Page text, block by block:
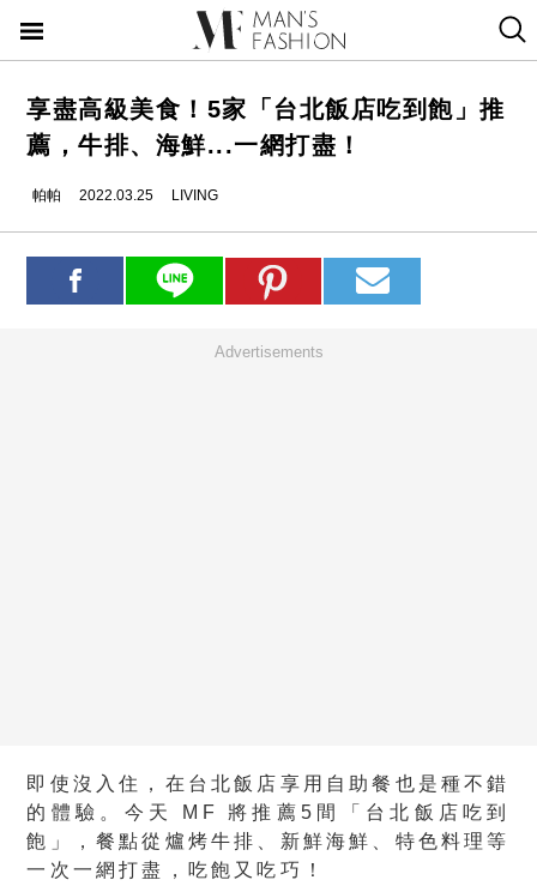
享盡高級美食！5家「台北飯店吃到飽」推
薦，牛排、海鮮...一網打盡！
帕帕 2022.03.25 LIVING
Advertisements
即使沒入住，在台北飯店享用自助餐也是種不錯
的體驗。今天 MF 將推薦5間「台北飯店吃到
飽」，餐點從爐烤牛排、新鮮海鮮、特色料理等
一次一網打盡，吃飽又吃巧！